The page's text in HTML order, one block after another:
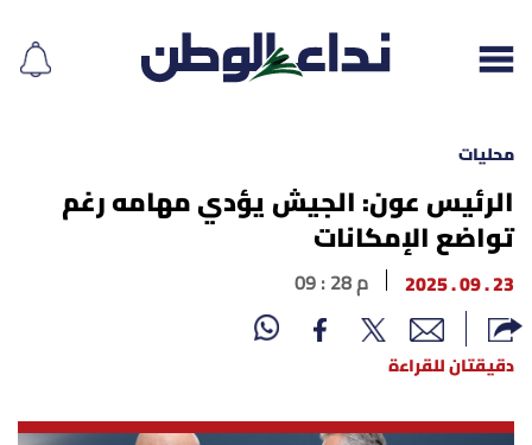
إقرأ الجريدة
لبنان
الغلاف
نداء اليوم
محليات
الرئيس عون: الجيش يؤدي مهامه رغم
تواضع الإمكانات
23 . 09 . 2025 09 : 28 م
دقيقتان للقراءة